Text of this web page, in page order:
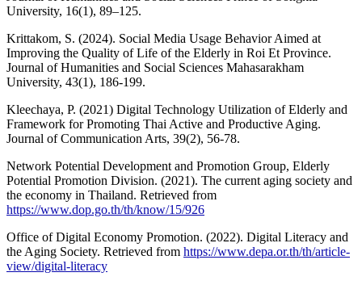
University, 16(1), 89–125.
Krittakom, S. (2024). Social Media Usage Behavior Aimed at
Improving the Quality of Life of the Elderly in Roi Et Province.
Journal of Humanities and Social Sciences Mahasarakham
University, 43(1), 186-199.
Kleechaya, P. (2021) Digital Technology Utilization of Elderly and
Framework for Promoting Thai Active and Productive Aging.
Journal of Communication Arts, 39(2), 56-78.
Network Potential Development and Promotion Group, Elderly
Potential Promotion Division. (2021). The current aging society and
the economy in Thailand. Retrieved from
https://www.dop.go.th/th/know/15/926
Office of Digital Economy Promotion. (2022). Digital Literacy and
the Aging Society. Retrieved from https://www.depa.or.th/th/article-
view/digital-literacy